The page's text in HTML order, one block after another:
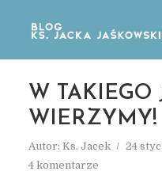
W TAKIEGO
WIERZYMY!
Autor: Ks. Jacek 24
4 komentarze